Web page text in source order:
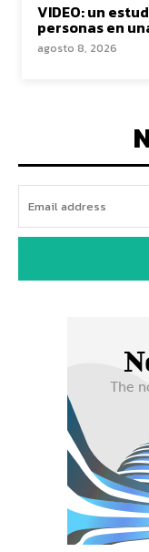
VIDEO: un
personas en
agosto 8, 2026